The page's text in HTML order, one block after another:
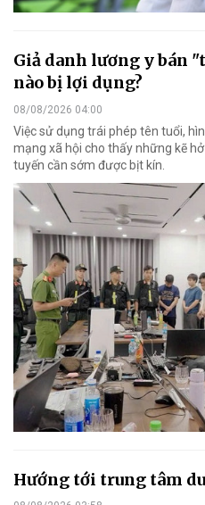
Giả danh lương y bán
nào bị lợi dụng?
08/08/2026 04:00
Việc sử dụng trái phép tên tuổi,
mạng xã hội cho thấy những kẽ
tuyến cần sớm được bịt kín.
Hướng tới trung tâm